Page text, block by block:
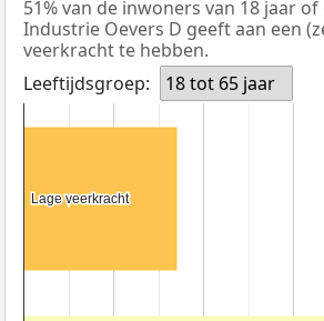
51% van de inwoners van 18 jaar
Industrie Oevers D geeft aan een
veerkracht te hebben.
Leeftijdsgroep:
18 tot 65 jaar
Lage veerkracht
Lage veerkracht